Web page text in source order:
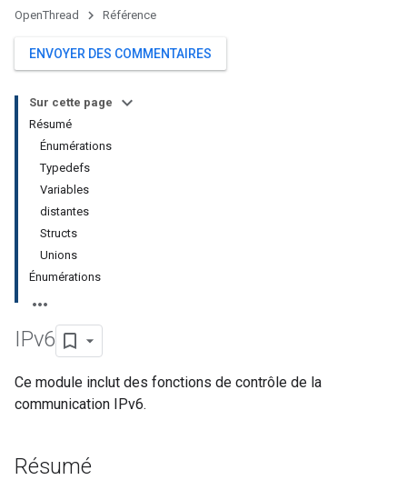
OpenThread Référence
ENVOYER DES COMMENTAIRES
Sur cette page
Résumé
Énumérations
Typedefs
Variables
distantes
Structs
Unions
Énumérations
IPv6
Ce module inclut des fonctions de contrôle de la
communication IPv6.
Résumé